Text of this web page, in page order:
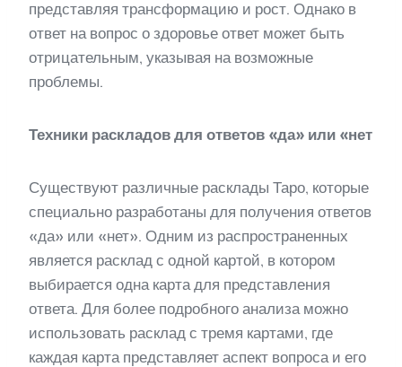
представляя трансформацию и рост. Однако в
ответ на вопрос о здоровье ответ может быть
отрицательным, указывая на возможные
проблемы.
Техники раскладов для ответов «да» или «нет
Существуют различные расклады Таро, которые
специально разработаны для получения ответов
«да» или «нет». Одним из распространенных
является расклад с одной картой, в котором
выбирается одна карта для представления
ответа. Для более подробного анализа можно
использовать расклад с тремя картами, где
каждая карта представляет аспект вопроса и его